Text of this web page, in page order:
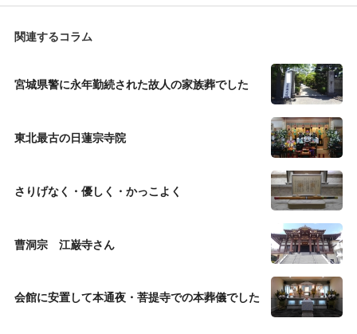
関連するコラム
宮城県警に永年勤続された故人の家族葬でした
東北最古の日蓮宗寺院
さりげなく・優しく・かっこよく
曹洞宗 江巌寺さん
会館に安置して本通夜・菩提寺での本葬儀でした